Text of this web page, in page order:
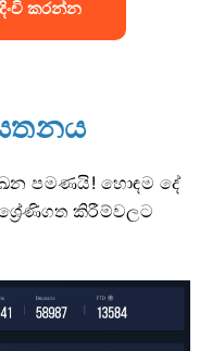
කරන්න
පමණයි! හොඳම දේ
කිරීම්වලට